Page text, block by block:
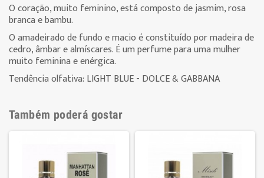
O coração, muito feminino, está composto de jasmim, rosa
branca e bambu.
O amadeirado de fundo e macio é constituído por madeira de
cedro, âmbar e almíscares. É um perfume para uma mulher
muito feminina e enérgica.
Tendência olfativa: LIGHT BLUE - DOLCE & GABBANA
Também poderá gostar